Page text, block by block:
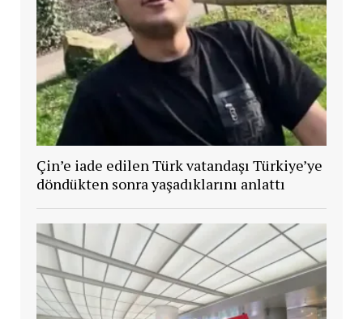
Çin’e iade edilen Türk vatandaşı Türkiye’ye
döndükten sonra yaşadıklarını anlattı